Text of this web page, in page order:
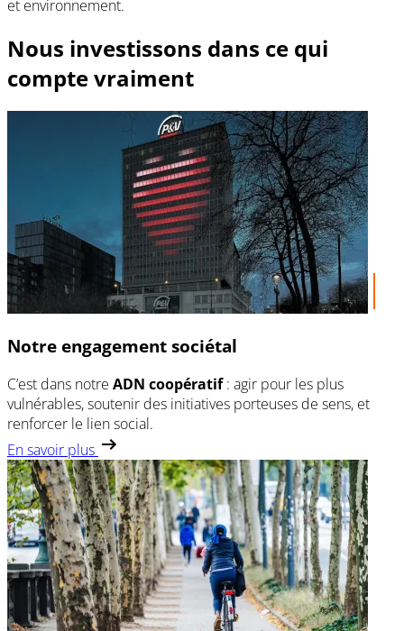
et environnement.
Nous investissons dans ce qui
compte vraiment
Notre engagement sociétal
C’est dans notre ADN coopératif: agir pour les plus
vulnérables, soutenir des initiatives porteuses de sens, et
renforcer le lien social.
En savoir plus